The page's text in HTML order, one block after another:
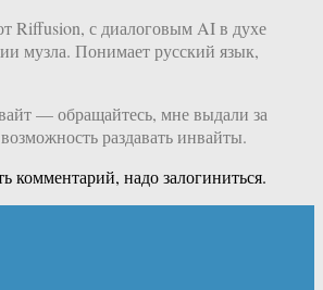
Riffusion, с диалоговым AI в духе
музла. Понимает русский язык,
— обращайтесь, мне выдали за
раздавать инвайты.
комментарий, надо залогиниться.